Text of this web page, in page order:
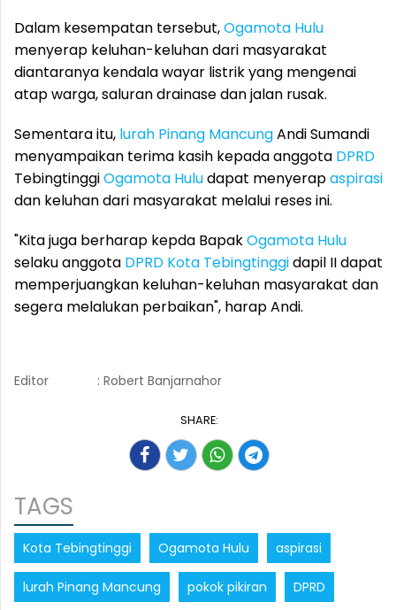
Dalam kesempatan tersebut,Ogamota Hulu
menyerap keluhan-keluhan dari masyarakat
diantaranya kendala wayar listrik yang mengenai
atap warga, saluran drainase dan jalan rusak.
Sementara itu, lurah Pinang MancungAndi Sumandi
menyampaikan terima kasih kepada anggota DPRD
TebingtinggiOgamota Huludapat menyerapaspirasi
dan keluhan dari masyarakat melalui reses ini.
"Kita juga berharap kepda BapakOgamota Hulu
selaku anggota DPRD Kota Tebingtinggidapil II dapat
memperjuangkan keluhan-keluhan masyarakat dan
segera melalukan perbaikan", harap Andi.
Editor : Robert Banjarnahor
SHARE:
TAGS
Kota Tebingtinggi Ogamota Hulu aspirasi
lurah Pinang Mancung pokok pikiran DPRD